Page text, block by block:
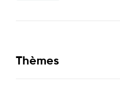
Thèmes